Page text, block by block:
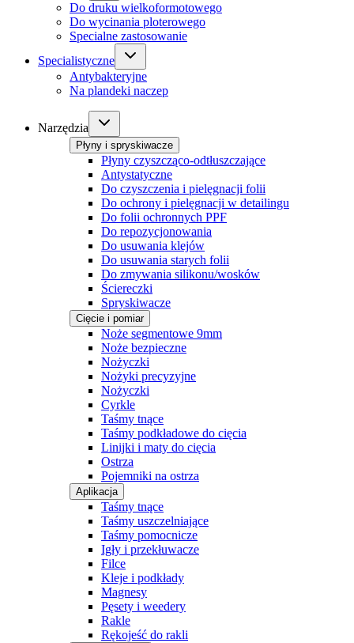
Do druku wielkoformotowego
Do wycinania ploterowego
Specialne zastosowanie
Specialistyczne
Antybakteryjne
Na plandeki naczep
Narzędzia
Płyny i spryskiwacze
Płyny czyszcząco-odtłuszczające
Antystatyczne
Do czyszczenia i pielęgnacji folii
Do ochrony i pielęgnacji w detailingu
Do folii ochronnych PPF
Do repozycjonowania
Do usuwania klejów
Do usuwania starych folii
Do zmywania silikonu/wosków
Ściereczki
Spryskiwacze
Cięcie i pomiar
Noże segmentowe 9mm
Noże bezpieczne
Nożyczki
Nożyki precyzyjne
Nożyczki
Cyrkle
Taśmy tnące
Taśmy podkładowe do cięcia
Linijki i maty do cięcia
Ostrza
Pojemniki na ostrza
Aplikacja
Taśmy tnące
Taśmy uszczelniające
Taśmy pomocnicze
Igły i przekłuwacze
Filce
Kleje i podkłady
Magnesy
Pęsety i weedery
Rakle
Rękojeść do rakli